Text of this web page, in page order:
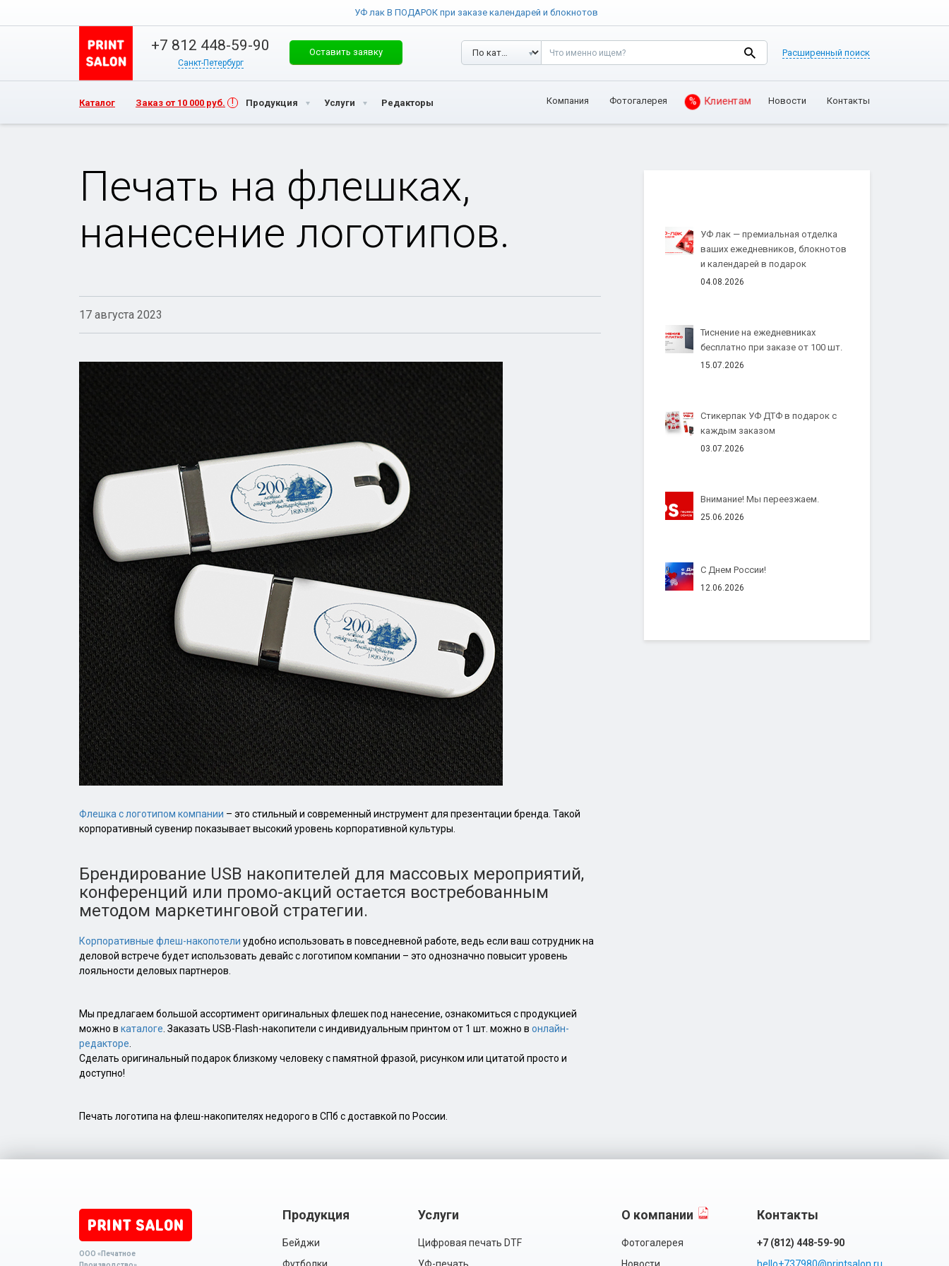
УФ лак В ПОДАРОК при заказе календарей и блокнотов
+7 812 448-59-90
Санкт-Петербург
Оставить заявку Расширенный поиск
Каталог Заказ от 10 000 руб. Продукция Услуги Редакторы Компания Фотогалерея % Клиентам Новости Контакты
Печать на флешках,
нанесение логотипов.
17 августа 2023
Флешка с логотипом компании – это стильный и современный инструмент для презентации бренда. Такой
корпоративный сувенир показывает высокий уровень корпоративной культуры.
Брендирование USB накопителей для массовых мероприятий,
конференций или промо-акций остается востребованным
методом маркетинговой стратегии.
Корпоративные флеш-накопотели удобно использовать в повседневной работе, ведь если ваш сотрудник на
деловой встрече будет использовать девайс с логотипом компании – это однозначно повысит уровень
лояльности деловых партнеров.
Мы предлагаем большой ассортимент оригинальных флешек под нанесение, ознакомиться с продукцией
можно в каталоге . Заказать USB-Flash-накопители с индивидуальным принтом от 1 шт. можно в онлайн-
редакторе
Сделать оригинальный подарок близкому человеку с памятной фразой, рисунком или цитатой просто и
доступно!
Печать логотипа на флеш-накопителях недорого в СПб с доставкой по России.
УФ лак — премиальная отделка
ваших ежедневников, блокнотов
и календарей в подарок
04.08.2026
Тиснение на ежедневниках
бесплатно при заказе от 100 шт.
15.07.2026
Стикерпак УФ ДТФ в подарок с
каждым заказом
03.07.2026
Внимание! Мы переезжаем.
25.06.2026
С Днем России!
12.06.2026
ООО «Печатное
Продукция
Бейджи
Услуги
Цифровая печать DTF
О компании
Фотогалерея
Контакты
+7 (812) 448-59-90